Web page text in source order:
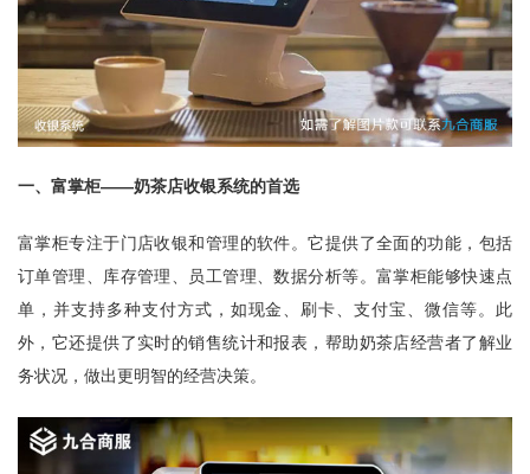
一、富掌柜——奶茶店收银系统的首选
富掌柜专注于门店收银和管理的软件。它提供了全面的功能，包括
订单管理、库存管理、员工管理、数据分析等。富掌柜能够快速点
单，并支持多种支付方式，如现金、刷卡、支付宝、微信等。此
外，它还提供了实时的销售统计和报表，帮助奶茶店经营者了解业
务状况，做出更明智的经营决策。